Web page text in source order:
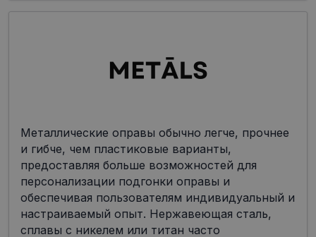
Металлические оправы обычно легче, прочнее
и гибче, чем пластиковые варианты,
предоставляя больше возможностей для
персонализации подгонки оправы и
обеспечивая пользователям индивидуальный и
настраиваемый опыт. Нержавеющая сталь,
сплавы с никелем или титан часто